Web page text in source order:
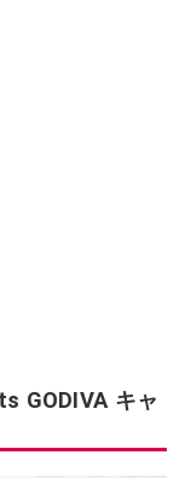
GODIVA キャ